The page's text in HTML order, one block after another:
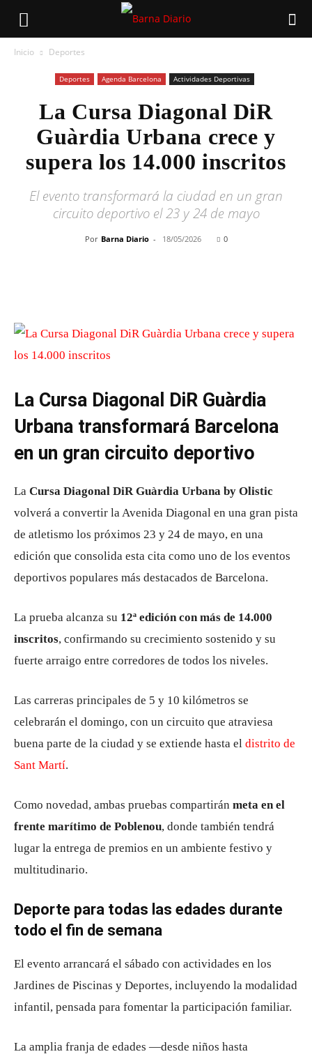
Inicio Deportes
Deportes Agenda Barcelona Actividades Deportivas
La Cursa Diagonal DiR
Guàrdia Urbana crece y
supera los 14.000 inscritos
El evento transformará la ciudad en un gran
circuito deportivo el 23 y 24 de mayo
Por Barna Diario - 18/05/2026 0
La Cursa Diagonal DiR Guàrdia
Urbana transformará Barcelona
en un gran circuito deportivo
La Cursa Diagonal DiR Guàrdia Urbana by Olistic
volverá a convertir laAvenida Diagonal en una gran pista
de atletismo los próximos 23 y 24 de mayo, en una
edición que consolida esta cita como uno de los eventos
deportivos populares más destacados de Barcelona.
La prueba alcanza su 12ª edición con más de 14.000
inscritos, confirmando su crecimiento sostenido y su
fuerte arraigo entre corredores de todos los niveles.
Las carreras principales de 5 y 10 kilómetros se
celebrarán el domingo, con un circuito que atraviesa
buena parte de la ciudad y se extiende hasta el distrito de
Sant Martí.
Como novedad, ambas pruebas compartirán meta en el
frente marítimo de Poblenou, donde también tendrá
lugar la entrega de premios en un ambiente festivo y
multitudinario.
Deporte para todas las edades durante
todo el fin de semana
El evento arrancará el sábado con actividades en los
Jardines de Piscinas y Deportes, incluyendo la modalidad
infantil, pensada para fomentar la participación familiar.
La amplia franja de edades —desde niños hasta